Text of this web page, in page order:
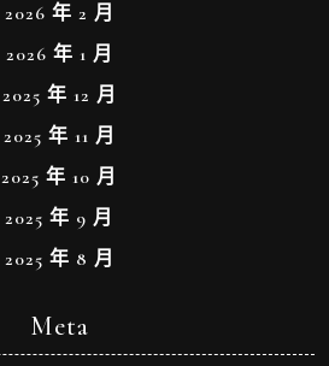
2026 年 2 月
2026 年 1 月
2025 年 12 月
2025 年 11 月
2025 年 10 月
2025 年 9 月
2025 年 8 月
Meta